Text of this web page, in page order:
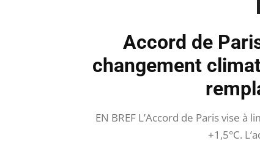
Accord de
changement
EN BREF L’Accord de Paris vise
+1,5°C.